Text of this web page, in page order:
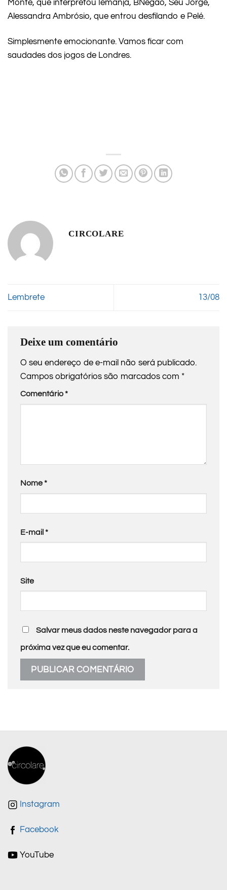
Monte, que interpretou Iemanjá, BNegão, Seu Jorge,
Alessandra Ambrósio, que entrou desfilando e Pelé.
Simplesmente emocionante. Vamos ficar com
saudades dos jogos de Londres.
CIRCOLARE
Lembrete 13/08
Deixe um comentário
O seu endereço de e-mail não será publicado.
Campos obrigatórios são marcados com *
Comentário*
Nome*
E-mail*
Site
Salvar meus dados neste navegador para a
próxima vez que eu comentar.
Instagram
Facebook
YouTube